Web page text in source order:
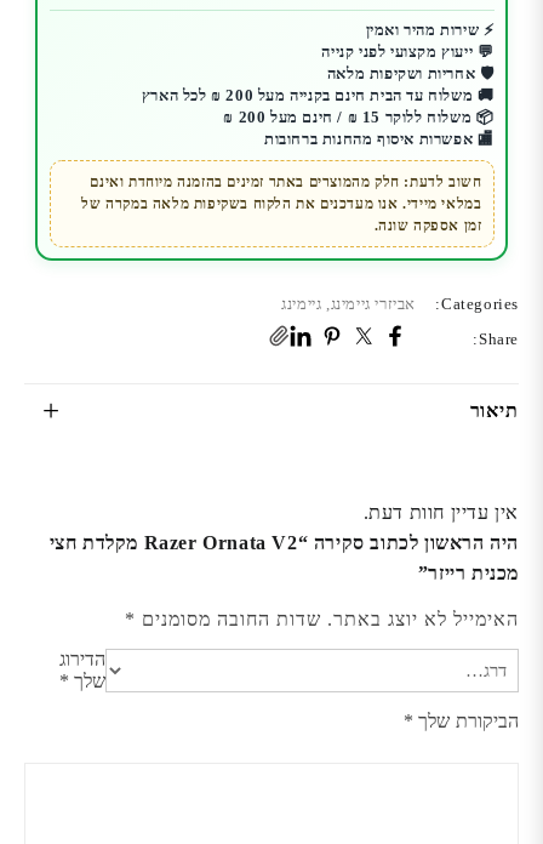
V2
מקלדת
חצי
מכנית
רייזר
⚡ שירות מהיר ואמין
💬 ייעוץ מקצועי לפני קנייה
🛡️ אחריות ושקיפות מלאה
🚚 משלוח עד הבית חינם בקנייה מעל 200 ₪ לכל הארץ
📦 משלוח ללוקר 15 ₪ / חינם מעל 200 ₪
🏬 אפשרות איסוף מהחנות ברחובות
חשוב לדעת: חלק מהמוצרים באתר זמינים בהזמנה מיוחדת ואינם
במלאי מיידי. אנו מעדכנים את הלקוח בשקיפות מלאה במקרה של
זמן אספקה שונה.
Categories: אביזרי גיימינג, גיימינג
Share:
תיאור
אין עדיין חוות דעת.
היה הראשון לכתוב סקירה “Razer Ornata V2 מקלדת חצי
מכנית רייזר”
האימייל לא יוצג באתר. שדות החובה מסומנים *
הדירוג
שלך *
הביקורת שלך *